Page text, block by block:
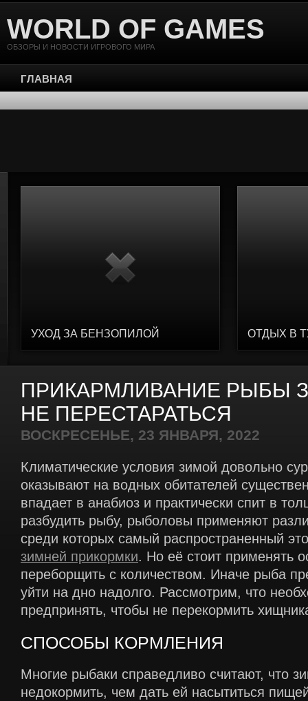
WORLD OF GAMES
ОБЗОРЫ И НОВОСТИ ИГРОВОГО МИРА
ГЛАВНАЯ
УХОД ЗА БЕНЗОПИЛОЙ ОТДЫХ В
ПРИКАРМЛИВАНИЕ РЫБЫ
НЕ ПЕРЕСТАРАТЬСЯ
ВОСКРЕСЕНЬЕ, 23 ЯНВАРЯ, 2022
Климатические условия зимой довольно
оказывают на водных обитателей
впадает в анабиоз и практически спит в
разбудить рыбу, рыболовы применяют
среди которых самый распространенный
зимней прикормки. Но её стоит применять
переборщить с количеством. Иначе рыба
уйти на дно надолго. Рассмотрим, что
предпринять, чтобы не перекормить
СПОСОБЫ КОРМЛЕНИЯ
Многие рыбаки справедливо считают, что
недокормить, чем дать ей насытиться